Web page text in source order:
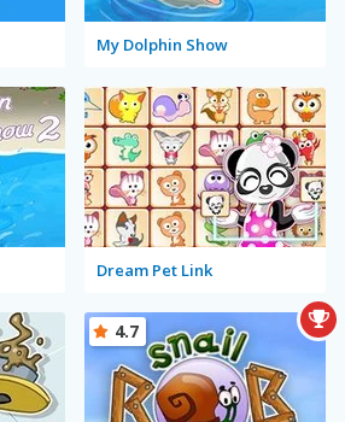
My Dolphin Show
Dream Pet Link
4.7